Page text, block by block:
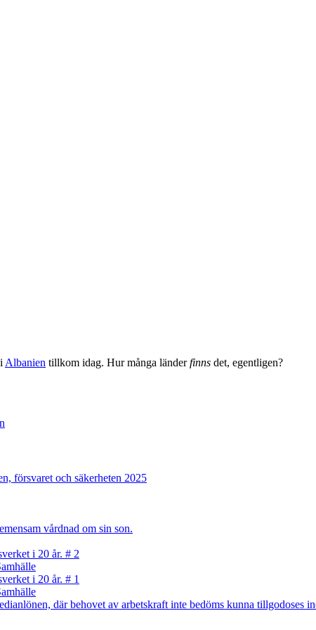
Albanien tillkom idag. Hur många länderfinns det, egentligen?
försvaret och säkerheten 2025
vårdnad om sin son.
i 20 år. # 2
i 20 år. # 1
där behovet av arbetskraft inte bedöms kunna